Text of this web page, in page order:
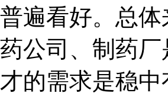
遍看好。总
公司、制药
的需求是稳